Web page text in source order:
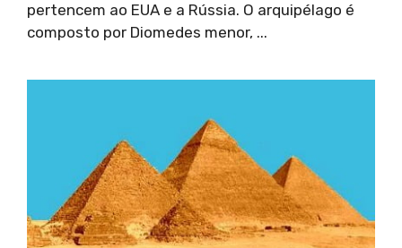
pertencem ao EUA e a Rússia. O arquipélago é
composto por Diomedes menor, ...